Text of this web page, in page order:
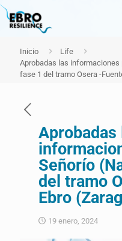
Inicio
Life
Aprobadas las informaciones
fase 1 del tramo Osera -
Aprobadas
Señorío
del tramo
Ebro
19 enero, 2024